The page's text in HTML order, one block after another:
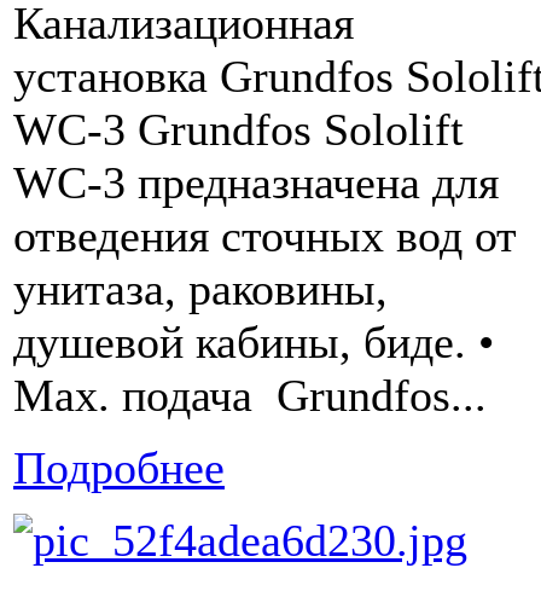
Канализационная
установка Grundfos
WC-3 Grundfos Sololift
WC-3 предназначена для
отведения сточных вод от
унитаза, раковины,
душевой кабины, биде. •
Мах. подача Grundfos...
Подробнее